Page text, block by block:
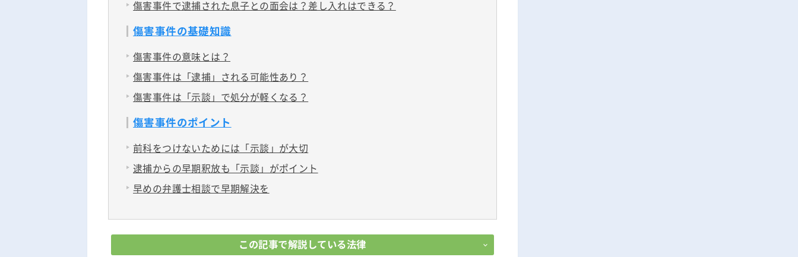
傷害事件で逮捕された息子との面会は？差し入れはできる？
傷害事件の基礎知識
傷害事件の意味とは？
傷害事件は「逮捕」される可能性あり？
傷害事件は「示談」で処分が軽くなる？
傷害事件のポイント
前科をつけないためには「示談」が大切
逮捕からの早期釈放も「示談」がポイント
早めの弁護士相談で早期解決を
この記事で解説している法律